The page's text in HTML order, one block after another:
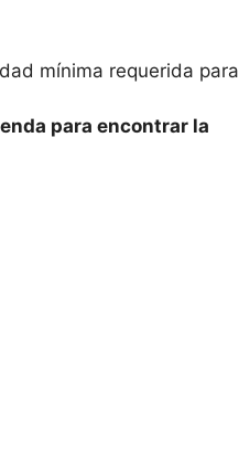
mínima requerida​ para
para encontrar la